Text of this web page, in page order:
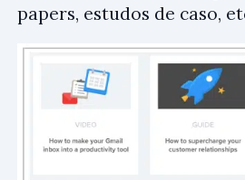
papers, estudos de caso,